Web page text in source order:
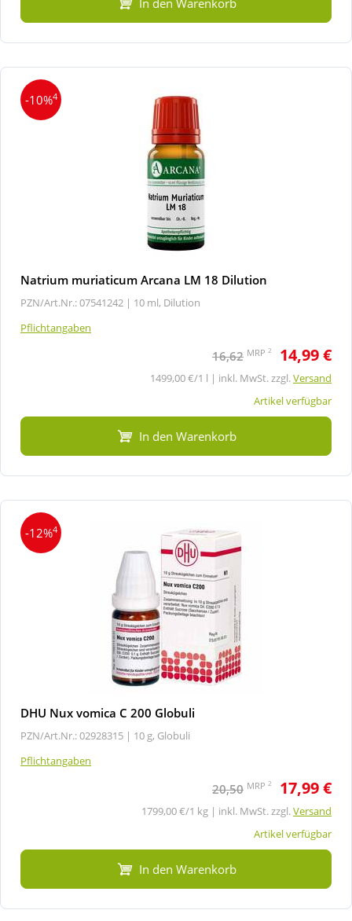
-10%4
Natrium muriaticum Arcana LM 18 Dilution
PZN/Art.Nr.: 07541242 | 10 ml, Dilution
Pflichtangaben
16,62 MRP 2 14,99 €
1499,00 €/1 l | inkl. MwSt. zzgl.Versand
Artikel verfügbar
In den Warenkorb
-12%4
DHU Nux vomica C 200 Globuli
PZN/Art.Nr.: 02928315 | 10 g, Globuli
Pflichtangaben
20,50 MRP 2 17,99 €
1799,00 €/1 kg | inkl. MwSt. zzgl.Versand
Artikel verfügbar
In den Warenkorb